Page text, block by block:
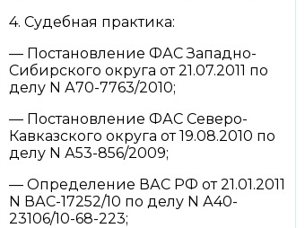
4. Судебная практика:
— Постановление ФАС Западно-
Сибирского округа от 21.07.2011 по
делу N А70-7763/2010;
— Постановление ФАС Северо-
Кавказского округа от 19.08.2010 по
делу N А53-856/2009;
— Определение ВАС РФ от 21.01.2011
N ВАС-17252/10 по делу N А40-
23106/10-68-223;